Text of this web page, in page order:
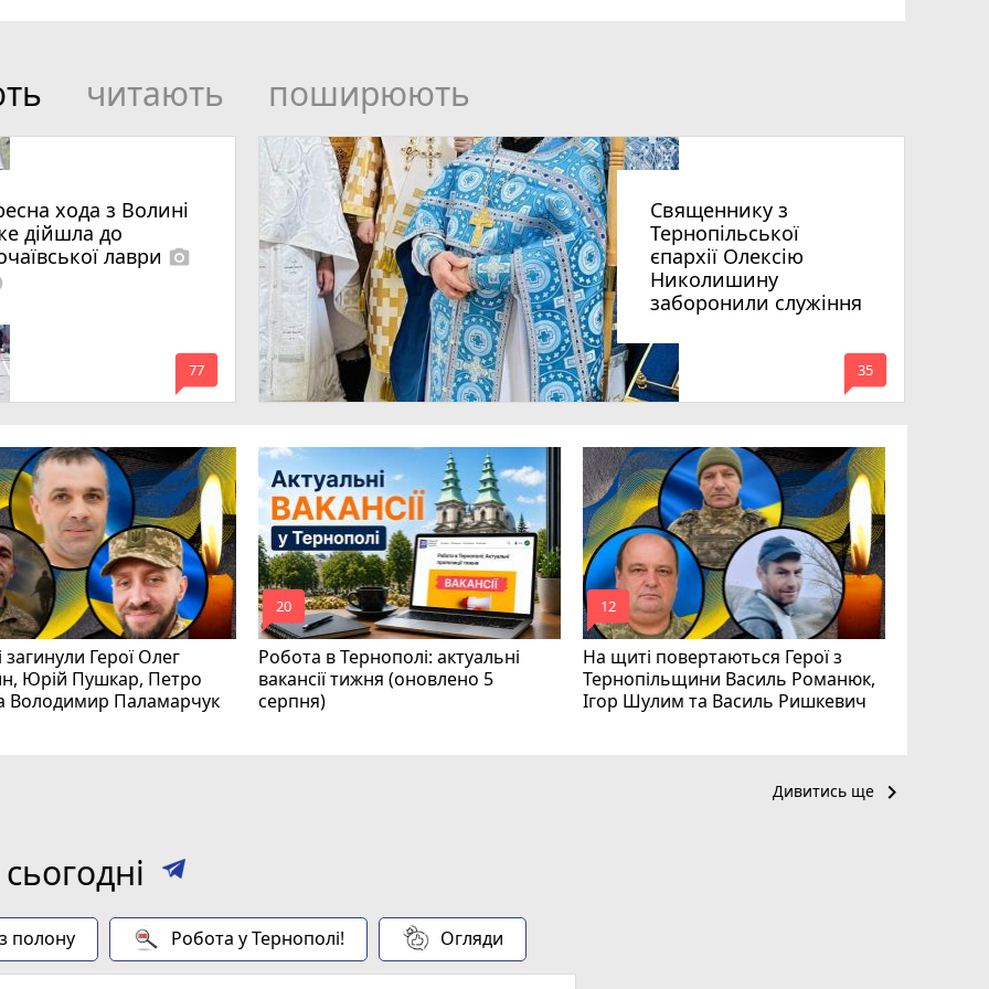
читають поширюють
хода з Волині
дійшла до
лаври photo_camera
mode_comment
77
Священнику з
Тернопільської
єпархії Олексію
Николишину
заборонили служіння
mode_comment
35
загинули Герої Олег
Юрій Пушкар, Петро
Володимир Паламарчук
Робота в Тернополі: актуальні
вакансії тижня (оновлено 5
серпня)
mode_comment
20
На щиті повертаються Герої з
Тернопільщини Василь Романюк,
Ігор Шулим та Василь Ришкевич
mode_comment
12
Дивитись ще keyboard_arrow_right
полону Робота у Тернополі! Огляди